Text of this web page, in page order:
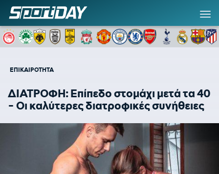
ΕΠΙΚΑΙΡΟΤΗΤΑ
ΔΙΑΤΡΟΦΗ: Επίπεδο στομάχι μετά τα 40
- Οι καλύτερες διατροφικές συνήθειες